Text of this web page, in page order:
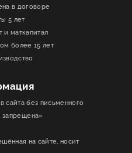
в договоре
5 лет
и маткапитал
более 15 лет
сайта без письменного
на сайте, носит